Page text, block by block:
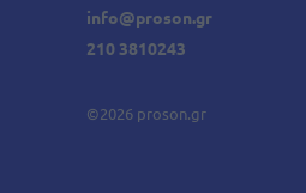
info@proson.gr
210 3810243
©2026 proson.gr